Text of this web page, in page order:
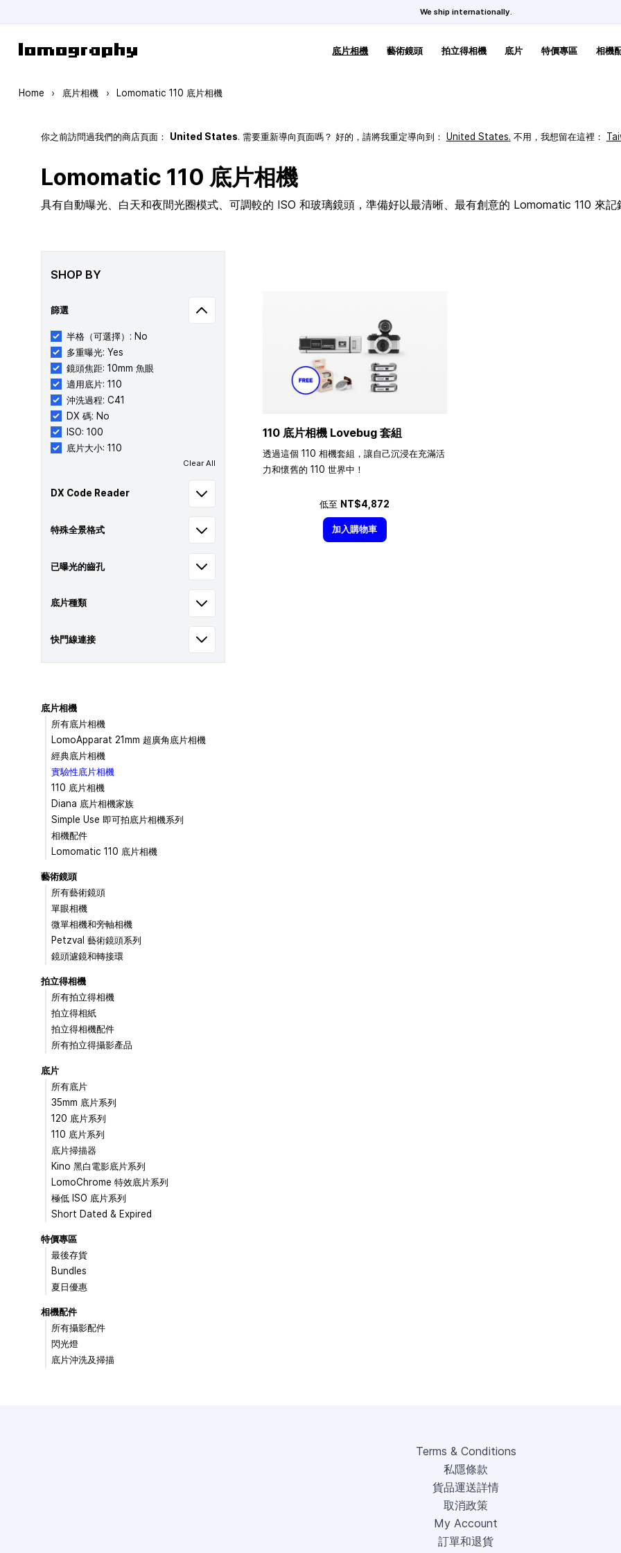
We ship internationally.
底片相機 藝術鏡頭 拍立得相機 底片 特價專區 相機
Home › 底片相機 › Lomomatic 110 底片相機
你之前訪問過我們的商店頁面： United States. 需要重新導向頁面嗎？ 好的，請將我重定導向到： United States. 不用，我想留在這裡：
Lomomatic 110 底片相機
具有自動曝光、白天和夜間光圈模式、可調較的 ISO 和玻璃鏡頭，準備好以最清晰、最有創意的 Lomomatic 110 來記
SHOP BY
篩選
半格（可選擇）: No
多重曝光: Yes
鏡頭焦距: 10mm 魚眼
適用底片: 110
沖洗過程: C41
DX 碼: No
ISO: 100
底片大小: 110
Clear All
DX Code Reader
特殊全景格式
已曝光的齒孔
底片種類
快門線連接
110 底片相機 Lovebug 套組
透過這個 110 相機套組，讓自己沉浸在充滿活
力和懷舊的 110 世界中！
低至 NT$4,872
加入購物車
底片相機
所有底片相機
LomoApparat 21mm 超廣角底片相機
經典底片相機
實驗性底片相機
110 底片相機
Diana 底片相機家族
Simple Use 即可拍底片相機系列
相機配件
Lomomatic 110 底片相機
藝術鏡頭
所有藝術鏡頭
單眼相機
微單相機和旁軸相機
Petzval 藝術鏡頭系列
鏡頭濾鏡和轉接環
拍立得相機
所有拍立得相機
拍立得相紙
拍立得相機配件
所有拍立得攝影產品
底片
所有底片
35mm 底片系列
120 底片系列
110 底片系列
底片掃描器
Kino 黑白電影底片系列
LomoChrome 特效底片系列
極低 ISO 底片系列
Short Dated & Expired
特價專區
最後存貨
Bundles
夏日優惠
相機配件
所有攝影配件
閃光燈
底片沖洗及掃描
Terms & Conditions
私隱條款
貨品運送詳情
取消政策
My Account
訂單和退貨